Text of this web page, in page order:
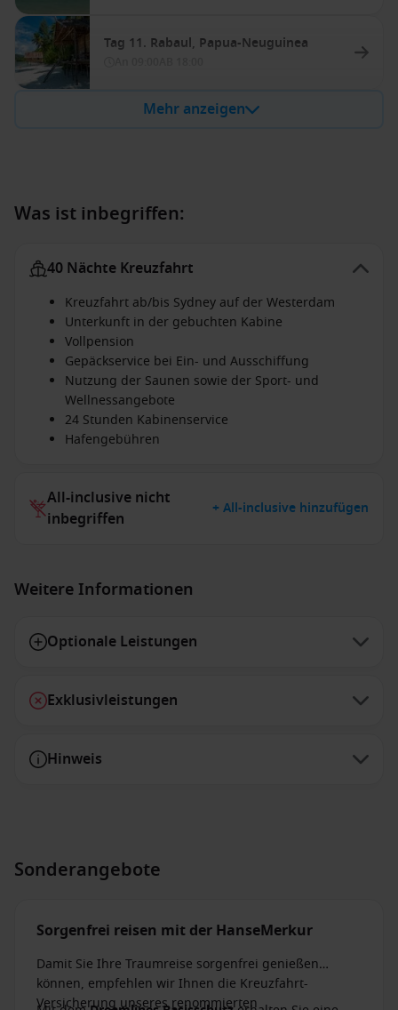
Tag 11. Rabaul, Papua-Neuguinea
Mehr anzeigen
Was ist inbegriffen:
40 Nächte Kreuzfahrt
Kreuzfahrt ab/bis Sydney auf der Westerdam
Unterkunft in der gebuchten Kabine
Vollpension
Gepäckservice bei Ein- und Ausschiffung
Nutzung der Saunen sowie der Sport- und
Wellnessangebote
24 Stunden Kabinenservice
Hafengebühren
All-inclusive nicht
inbegriffen
+ All-inclusive hinzufügen
Weitere Informationen
Optionale Leistungen
Exklusivleistungen
Hinweis
Sonderangebote
Sorgenfrei reisen mit der HanseMerkur
Damit Sie Ihre Traumreise sorgenfrei genießen
können, empfehlen wir Ihnen die Kreuzfahrt-
Versicherung unseres renommierten